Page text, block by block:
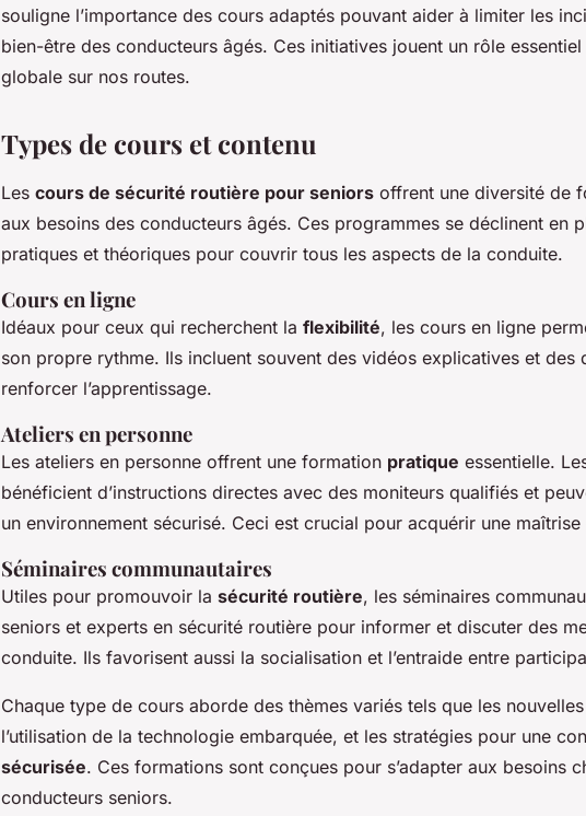
souligne l’importance des cours adaptés pouvant aider à limiter les
bien-être des conducteurs âgés. Ces initiatives jouent un rôle
globale sur nos routes.
Types de cours et contenu
Les cours de sécurité routière pour seniors offrent une diversité de
aux besoins des conducteurs âgés. Ces programmes se déclinent en
pratiques et théoriques pour couvrir tous les aspects de la conduite.
Cours en ligne
Idéaux pour ceux qui recherchent la flexibilité, les cours en ligne
son propre rythme. Ils incluent souvent des vidéos explicatives et des
renforcer l’apprentissage.
Ateliers en personne
Les ateliers en personne offrent une formation pratique essentielle.
bénéficient d’instructions directes avec des moniteurs qualifiés et
un environnement sécurisé. Ceci est crucial pour acquérir une
Séminaires communautaires
Utiles pour promouvoir la sécurité routière, les séminaires
seniors et experts en sécurité routière pour informer et discuter des
conduite. Ils favorisent aussi la socialisation et l’entraide entre
Chaque type de cours aborde des thèmes variés tels que les
l’utilisation de la technologie embarquée, et les stratégies pour une
sécurisée. Ces formations sont conçues pour s’adapter aux besoins
conducteurs seniors.